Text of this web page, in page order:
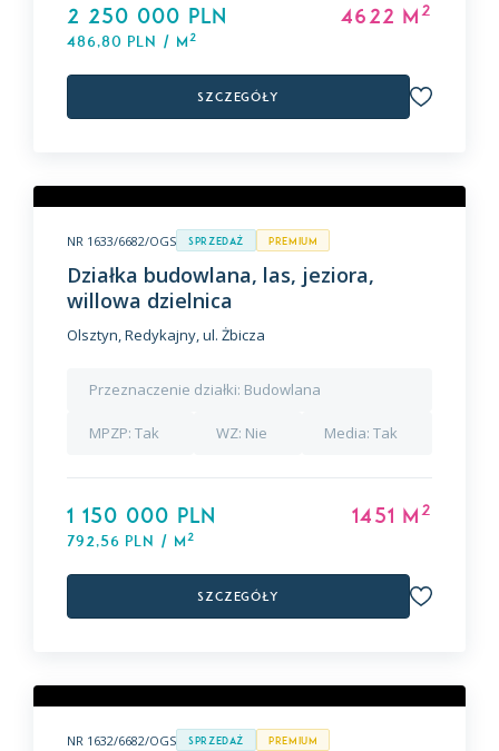
2 250 000 PLN
486,80 PLN / m2
4622 m2
Szczegóły
NR 1633/6682/OGS Sprzedaż premium
Działka budowlana, las, jeziora,
willowa dzielnica
Olsztyn, Redykajny, ul. Żbicza
Przeznaczenie działki: Budowlana
MPZP: Tak WZ: Nie Media: Tak
1 150 000 PLN
792,56 PLN / m2
1451 m2
Szczegóły
NR 1632/6682/OGS Sprzedaż premium